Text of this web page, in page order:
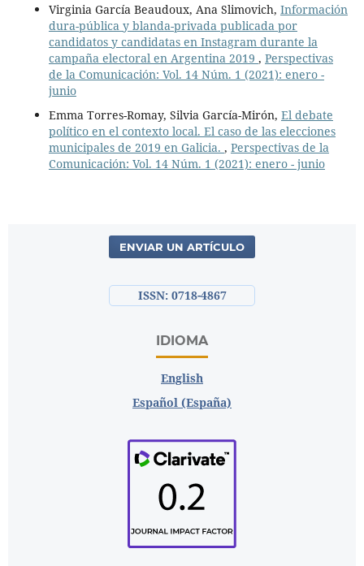
Virginia García Beaudoux, Ana Slimovich, Información
dura-pública y blanda-privada publicada por
candidatos y candidatas en Instagram durante la
campaña electoral en Argentina 2019 , Perspectivas
de la Comunicación: Vol. 14 Núm. 1 (2021): enero -
junio
Emma Torres-Romay, Silvia García-Mirón, El debate
político en el contexto local. El caso de las elecciones
municipales de 2019 en Galicia. , Perspectivas de la
Comunicación: Vol. 14 Núm. 1 (2021): enero - junio
ENVIAR UN ARTÍCULO
ISSN: 0718-4867
IDIOMA
English
Español (España)